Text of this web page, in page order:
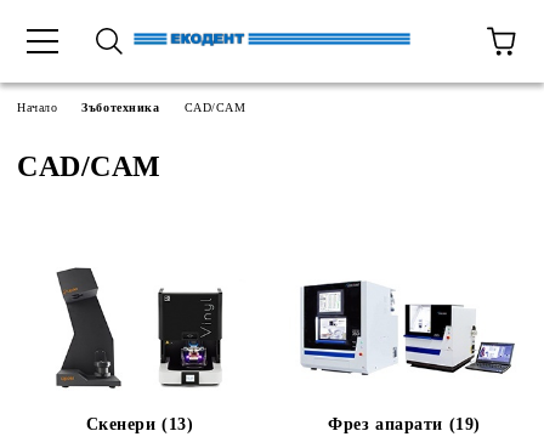
Начало Зъботехника CAD/CAM
CAD/CAM
Скенери (13) Фрез апарати (19)